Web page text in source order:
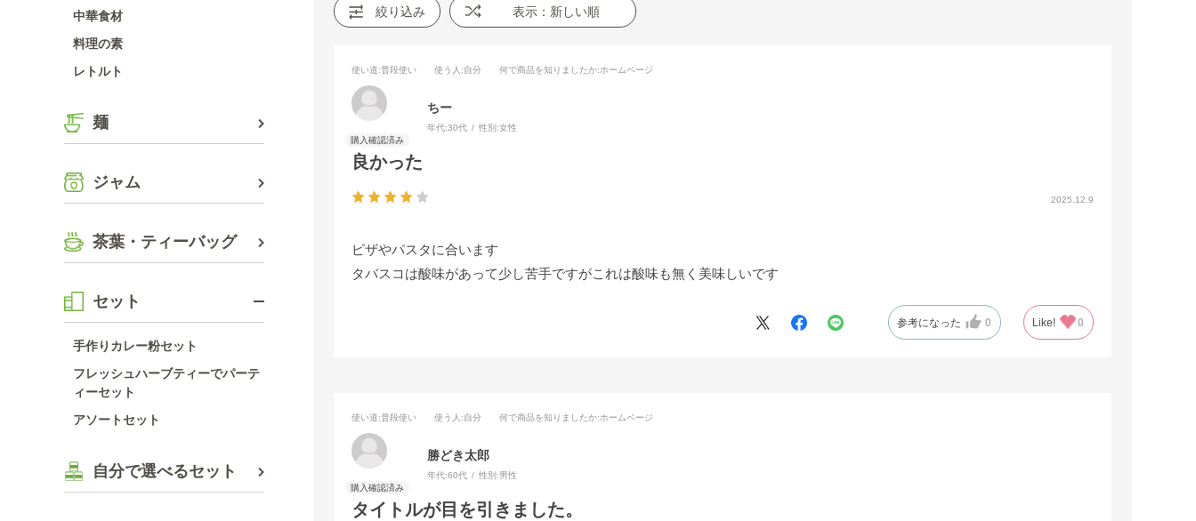
中華食材
料理の素
レトルト
麺
ジャム
茶葉・ティーバッグ
セット
手作りカレー粉セット
フレッシュハーブティーでパーテ
ィーセット
アソートセット
自分で選べるセット
絞り込み 表示：新しい順
2025.12.9
良かった
使い道:普段使い 使う人 :自分 何で商品を知りましたか:ホームページ
ちー
年代:30代 性別:女性
ピザやパスタに合います
タバスコは酸味があって少し苦手ですがこれは酸味も無く美味しいです
参考になった 0 Like! 0
タイトルが目を引きました。
使い道:普段使い 使う人 :自分 何で商品を知りましたか:ホームページ
勝どき太郎
年代:60代 性別:男性